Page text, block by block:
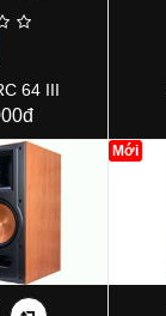
64 III
Mới